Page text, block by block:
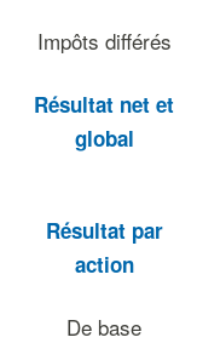
Impôts différés
Résultat net et
global
Résultat par
action
De base